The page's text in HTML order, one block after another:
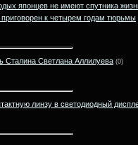
японцев не имеют спутника
к четырем годам тюрьмы
Сталина Светлана Аллилуева (0)
линзу в светодиодный